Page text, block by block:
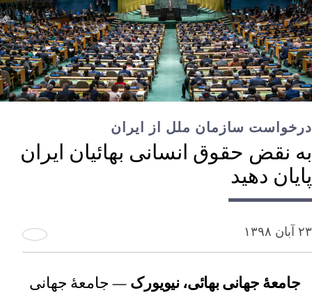
درخواست سازمان ملل از ایران
به نقض حقوق انسانی بهائیان ایران
پایان دهید
۲۳ آبان ۱۳۹۸
جامعهٔ جهانی بهائی، نیویورک — جامعهٔ جهانی